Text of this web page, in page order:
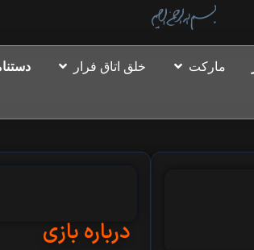
مارکت خلق اتاق فرار
درباره بازی